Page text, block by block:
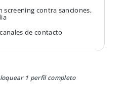
screening contra sanciones,
de contacto
1 perfil completo